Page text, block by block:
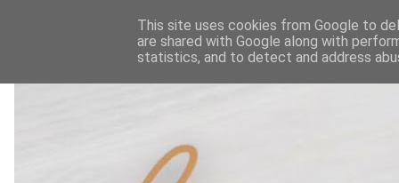
This site uses cookies from Google to
are shared with Google along with
statistics, and to detect and address